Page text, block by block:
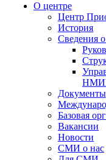
О центре
Центр
История
Сведения
Документы
Базовая
Вакансии
Новости
СМИ о нас